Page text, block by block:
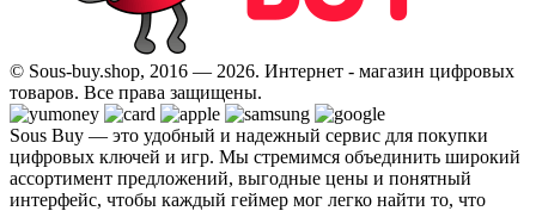
© Sous-buy.shop, 2016 — 2026. Интернет - магазин цифровых
товаров. Все права защищены.
Sous Buy — это удобный и надежный сервис для покупки
цифровых ключей и игр. Мы стремимся объединить широкий
ассортимент предложений, выгодные цены и понятный
интерфейс, чтобы каждый геймер мог легко найти то, что